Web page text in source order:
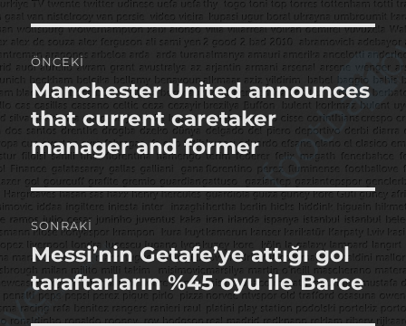
Yazı
gezinmesi
ÖNCEKI
Önceki
yazı:
Manchester United announces
that current caretaker
manager and former
SONRAKI
Sonraki
yazı:
Messi’nin Getafe’ye attığı gol
taraftarların %45 oyu ile Barce